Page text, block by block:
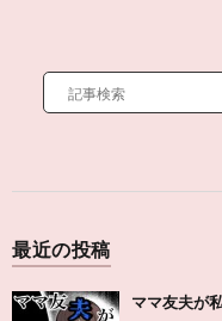
最近の投稿
ママ友夫が